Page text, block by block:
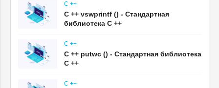
C ++
C ++ vswprintf () - Стандартная
библиотека C ++
C ++
C ++ putwc () - Стандартная библиотека
C ++
C ++